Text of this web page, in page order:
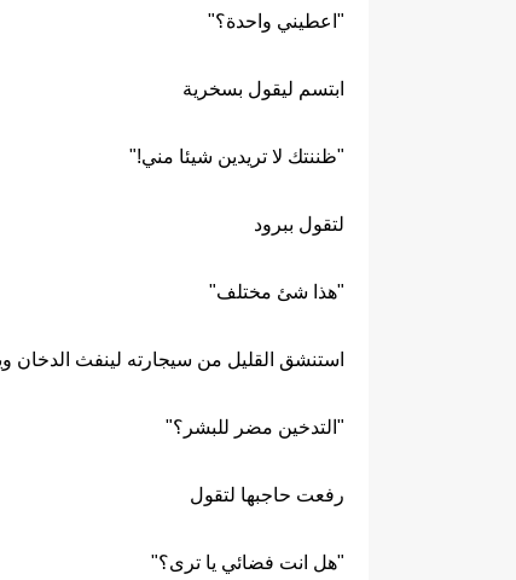
"اعطيني واحدة؟"
ابتسم ليقول بسخرية
"ظننتك لا تريدين شيئا مني!"
لتقول ببرود
"هذا شئ مختلف"
استنشق القليل من سيجارته لينفث الدخان
"التدخين مضر للبشر؟"
رفعت حاجبها لتقول
"هل انت فضائي يا ترى؟"